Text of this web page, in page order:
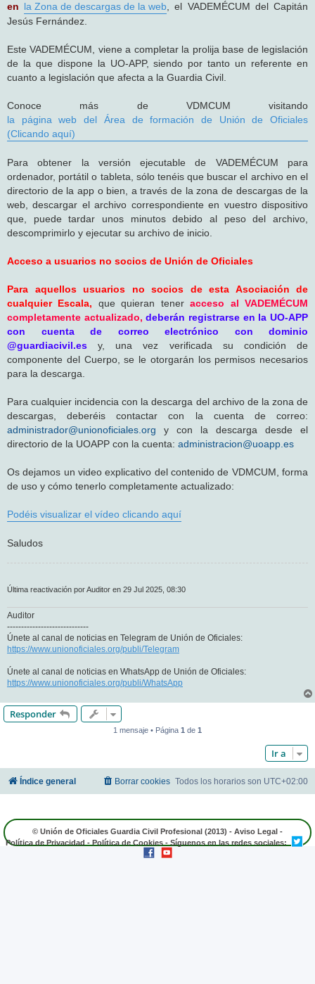
en la Zona de descargas de la web, el VADEMÉCUM del Capitán
Jesús Fernández.
Este VADEMÉCUM, viene a completar la prolija base de legislación
de la que dispone la UO-APP, siendo por tanto un referente en
cuanto a legislación que afecta a la Guardia Civil.
Conoce más de VDMCUM visitando
la página web del Área de formación de Unión de Oficiales
(Clicando aquí)
Para obtener la versión ejecutable de VADEMÉCUM para
ordenador, portátil o tableta, sólo tenéis que buscar el archivo en el
directorio de la app o bien, a través de la zona de descargas de la
web, descargar el archivo correspondiente en vuestro dispositivo
que, puede tardar unos minutos debido al peso del archivo,
descomprimirlo y ejecutar su archivo de inicio.
Acceso a usuarios no socios de Unión de Oficiales
Para aquellos usuarios no socios de esta Asociación de
cualquier Escala, que quieran teneracceso al VADEMÉCUM
completamente actualizado,deberán registrarse en la UO-APP
con cuenta de correo electrónico con dominio
@guardiacivil.es y, una vez verificada su condición de
componente del Cuerpo, se le otorgarán los permisos necesarios
para la descarga.
Para cualquier incidencia con la descarga del archivo de la zona de
descargas, deberéis contactar con la cuenta de correo:
administrador@unionoficiales.org y con la descarga desde el
directorio de la UOAPP con la cuenta: administracion@uoapp.es
Os dejamos un video explicativo del contenido de VDMCUM, forma
de uso y cómo tenerlo completamente actualizado:
Podéis visualizar el vídeo clicando aquí
Saludos
Última reactivación por Auditor en 29 Jul 2025, 08:30
Auditor
-----------------------------
Únete al canal de noticias en Telegram de Unión de Oficiales:
https://www.unionoficiales.org/publi/Telegram
Únete al canal de noticias en WhatsApp de Unión de Oficiales:
https://www.unionoficiales.org/publi/WhatsApp
Responder
1 mensaje • Página 1 de 1
Ir a
Índice general Todos los horarios son UTC+02:00
Borrar cookies
© Unión de Oficiales Guardia Civil Profesional (2013) - Aviso Legal -
Política de Privacidad - Política de Cookies - Síguenos en las redes sociales: